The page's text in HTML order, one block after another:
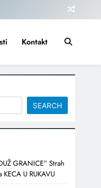
Kontakt
SEARCH
GRANICE” Strah
U RUKAVU